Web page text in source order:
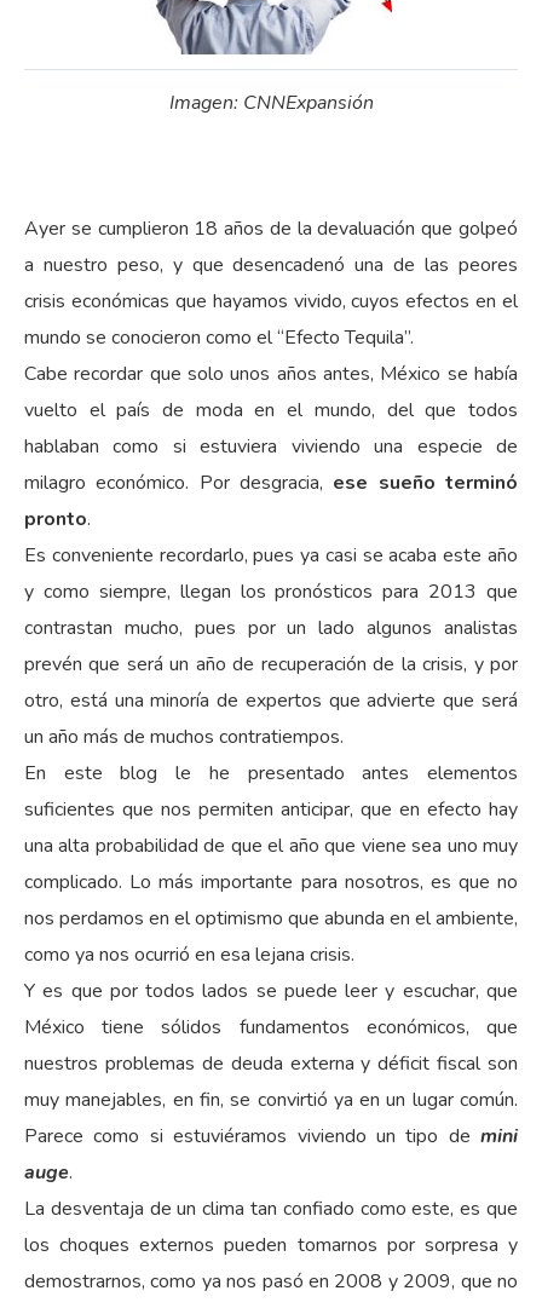
Imagen: CNNExpansión
Ayer se cumplieron 18 años de la devaluación que golpeó
a nuestro peso, y que desencadenó una de las peores
crisis económicas que hayamos vivido, cuyos efectos en el
mundo se conocieron como el “Efecto Tequila”.
Cabe recordar que solo unos años antes, México se había
vuelto el país de moda en el mundo, del que todos
hablaban como si estuviera viviendo una especie de
milagro económico. Por desgracia, ese sueño terminó
pronto.
Es conveniente recordarlo, pues ya casi se acaba este año
y como siempre, llegan los pronósticos para 2013 que
contrastan mucho, pues por un lado algunos analistas
prevén que será un año de recuperación de la crisis, y por
otro, está una minoría de expertos que advierte que será
un año más de muchos contratiempos.
En este blog le he presentado antes elementos
suficientes que nos permiten anticipar, que en efecto hay
una alta probabilidad de que el año que viene sea uno muy
complicado. Lo más importante para nosotros, es que no
nos perdamos en el optimismo que abunda en el ambiente,
como ya nos ocurrió en esa lejana crisis.
Y es que por todos lados se puede leer y escuchar, que
México tiene sólidos fundamentos económicos, que
nuestros problemas de deuda externa y déficit fiscal son
muy manejables, en fin, se convirtió ya en un lugar común.
Parece como si estuviéramos viviendo un tipo de mini
auge.
La desventaja de un clima tan confiado como este, es que
los choques externos pueden tomarnos por sorpresa y
demostrarnos, como ya nos pasó en 2008 y 2009, que no